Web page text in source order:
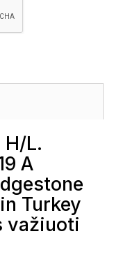
H/L.
A
Turkey
važiuoti